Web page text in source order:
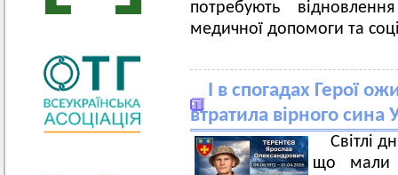
потребують
медичної допомоги та
І в спогадах Герої
втратила вірного сина
Світлі
що мали